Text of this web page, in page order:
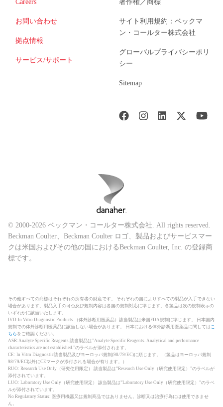
Careers
お問い合わせ
拠点情報
サービス/サポート
著作権／商標
サイト利用規約：ベックマ
ン・コールター株式会社
グローバルプライバシーポリ
シー
Sitemap
© 2000-2026 ベックマン・コールター株式会社. All rights reserved.
Beckman Coulter、Beckman Coulter ロゴ、製品およびサービスマー
クは米国およびその他の国におけるBeckman Coulter, Inc. の登録商
標です。
その他すべての商標はそれぞれの所有者の財産です。 それぞれの国によりすべての製品が入手できない
場合があります。製品入手の可否及び規制内容は各国の規制対応に準じます。各製品は次の規制表示の
いずれかに該当いたします。
IVD:In Vitro Diagnostic Products （体外診断用医薬品）該当製品は米国FDA規制に準じます。 日本国内
規制での体外診断用医薬品に該当しない場合があります。 日本における体外診断用医薬品に関しては こ
ちら をご確認ください。
ASR:Analyte Specific Reagents 該当製品は”Analyte Specific Reagents. Analytical and performance
characteristics are not established.”のラベルが添付されます。
CE: In Vitro Diagnostic該当製品及びヨーロッパ規制(98/79/EC)に順じます。 （製品はヨーロッパ規制
98/79/EC以外にCEマークが添付される場合が有ります。）
RUO: Research Use Only（研究使用限定） 該当製品は”Research Use Only（研究使用限定）”のラベルが
添付されています。
LUO: Laboratory Use Only（研究使用限定） 該当製品は”Laboratory Use Only（研究使用限定）”のラベ
ルが添付されています。
No Regulatory Status: 医療用機器又は規制商品ではありません。診断又は治療行為には使用できませ
ん。